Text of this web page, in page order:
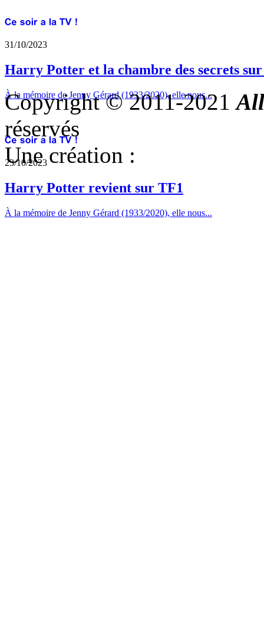
31/10/2023
Harry Potter et la chambre des secrets
À la mémoire de Jenny Gérard (1933/2020), elle nous...
23/10/2023
Harry Potter revient sur TF1
À la mémoire de Jenny Gérard (1933/2020), elle nous...
Copyright © 2011-2021
réservés
Une création :